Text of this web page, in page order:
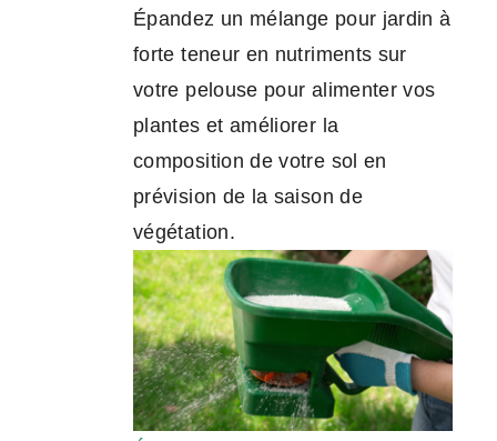
Épandez un mélange pour jardin à
forte teneur en nutriments sur
votre pelouse pour alimenter vos
plantes et améliorer la
composition de votre sol en
prévision de la saison de
végétation.